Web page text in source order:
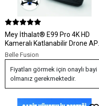
Mey İthalat® E99 Pro 4K HD
Kameralı Katlanabilir Drone APP
Kontrollü Uzaktan Kumandalı
Mini Drone
Belle Fusion
Fiyatları görmek için onaylı bayi
olmanız gerekmektedir.